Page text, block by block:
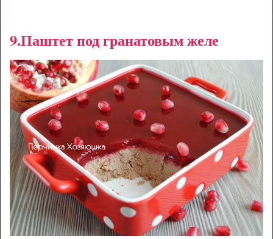
9.Паштет под гранатовым желе